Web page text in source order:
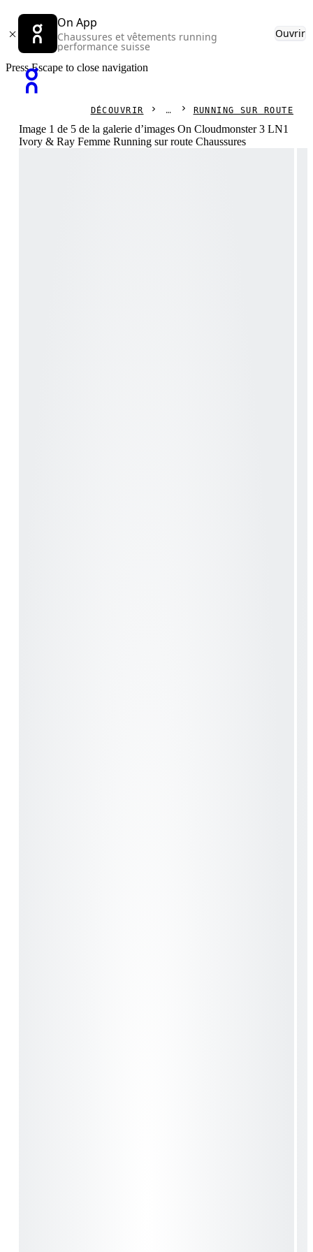
On App
Chaussures et vêtements running
performance suisse
Ouvrir
Press Escape to close navigation
DÉCOUVRIR RUNNING SUR ROUTE
Image 1 de 5 de la galerie d’images On Cloudmonster 3 LN1
Ivory & Ray Femme Running sur route Chaussures